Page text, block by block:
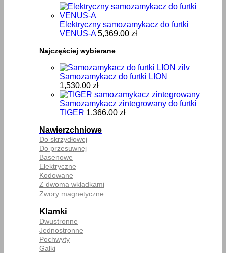
Elektryczny samozamykacz do furtki
VENUS-A 5,369.00 zł
Najczęściej wybierane
Samozamykacz do furtki LION
1,530.00 zł
Samozamykacz zintegrowany do furtki
TIGER 1,366.00 zł
Nawierzchniowe
Do skrzydłowej
Do przesuwnej
Basenowe
Elektryczne
Kodowane
Z dwoma wkładkami
Zwory magnetyczne
Klamki
Dwustronne
Jednostronne
Pochwyty
Gałki